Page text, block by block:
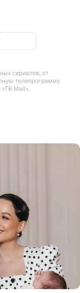
сериалов, от
телепрограмму
Mail».